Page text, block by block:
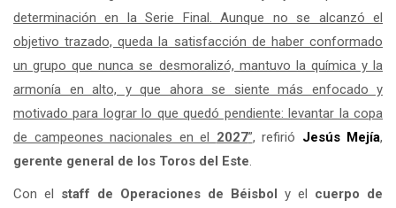
determinación en la Serie Final. Aunque no se alcanzó el
objetivo trazado, queda la satisfacción de haber conformado
un grupo que nunca se desmoralizó, mantuvo la química y la
armonía en alto, y que ahora se siente más enfocado y
motivado para lograr lo que quedó pendiente: levantar la copa
de campeones nacionales en el 2027”, refirió Jesús Mejía,
gerente general de los Toros del Este.
Con el staff de Operaciones de Béisbol y el cuerpo de